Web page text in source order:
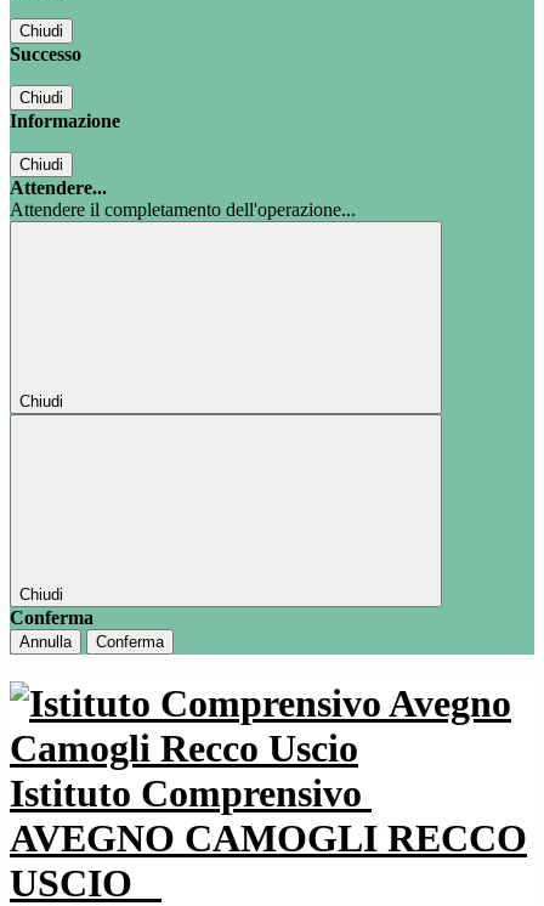
Chiudi
Successo
Chiudi
Informazione
Chiudi
Attendere...
Attendere il completamento dell'operazione...
Chiudi
Chiudi
Conferma
Annulla Conferma
Istituto Comprensivo
AVEGNO CAMOGLI RECCO
USCIO